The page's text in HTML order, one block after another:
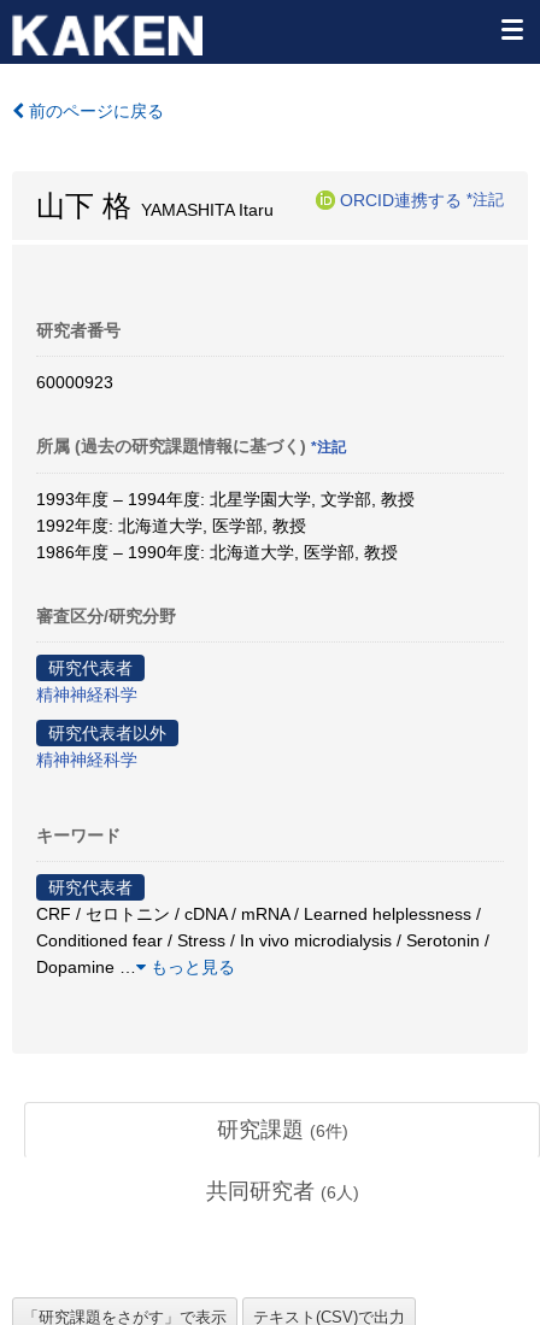
前のページに戻る
山下 格 YAMASHITA Itaru
ORCID連携する *注記
研究者番号
60000923
所属 (過去の研究課題情報に基づく) *注記
1993年度 – 1994年度: 北星学園大学, 文学部, 教授
1992年度: 北海道大学, 医学部, 教授
1986年度 – 1990年度: 北海道大学, 医学部, 教授
審査区分/研究分野
研究代表者
精神神経科学
研究代表者以外
精神神経科学
キーワード
研究代表者
CRF / セロトニン / cDNA / mRNA / Learned helplessness /
Conditioned fear / Stress / In vivo microdialysis / Serotonin /
Dopamine
もっと見る
研究課題 (6件)
共同研究者 (6 人)